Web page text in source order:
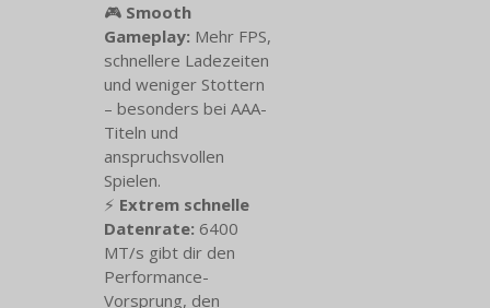
🎮 Smooth
Gameplay: Mehr FPS,
schnellere Ladezeiten
und weniger Stottern
– besonders bei AAA-
Titeln und
anspruchsvollen
Spielen.
⚡ Extrem schnelle
Datenrate: 6400
MT/s gibt dir den
Performance-
Vorsprung, den